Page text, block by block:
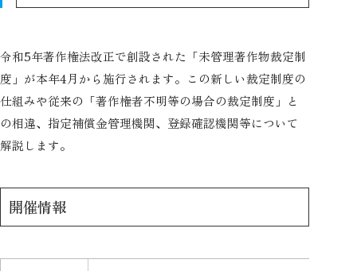
令和5年著作権法改正で創設された「未管理著作物裁定制
度」が本年4月から施行されます。この新しい裁定制度の
仕組みや従来の「著作権者不明等の場合の裁定制度」と
の相違、指定補償金管理機関、登録確認機関等について
解説します。
開催情報